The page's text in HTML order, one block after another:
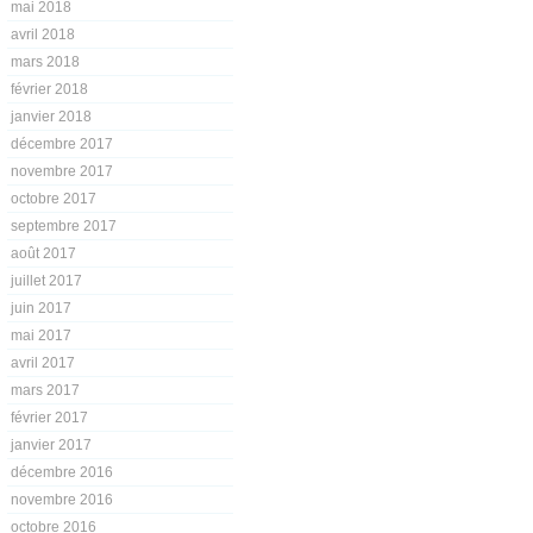
mai 2018
avril 2018
mars 2018
février 2018
janvier 2018
décembre 2017
novembre 2017
octobre 2017
septembre 2017
août 2017
juillet 2017
juin 2017
mai 2017
avril 2017
mars 2017
février 2017
janvier 2017
décembre 2016
novembre 2016
octobre 2016